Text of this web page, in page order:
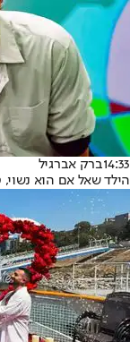
14:33ברק אברגיל
הילד שאל אם הוא נשוי,